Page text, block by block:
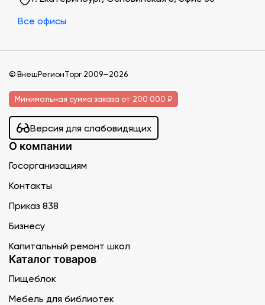
Все офисы
© ВнешРегионТорг 2009—2026
Минимальная сумма заказа от 200 000 ₽
Версия для слабовидящих
О компании
Госорганизациям
Контакты
Приказ 838
Бизнесу
Капитальный ремонт школ
Каталог товаров
Пищеблок
Мебель для библиотек